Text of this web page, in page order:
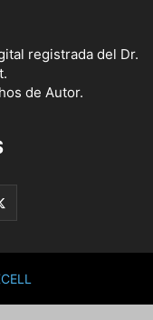
registrada del Dr.
de Autor.